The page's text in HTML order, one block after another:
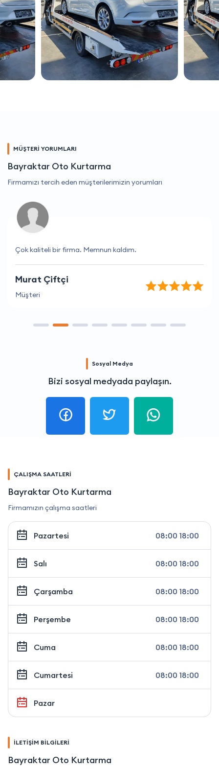
MÜŞTERİ YORUMLARI
Bayraktar Oto Kurtarma
Firmamızı tercih eden müşterilerimizin yorumları
Çok kaliteli bir firma. Memnun kaldım.
Murat Çiftçi
Müşteri
Sosyal Medya
Bizi sosyal medyada paylaşın.
ÇALIŞMA SAATLERİ
Bayraktar Oto Kurtarma
Firmamızın çalışma saatleri
Pazartesi 08:00 18:00
Salı 08:00 18:00
Çarşamba 08:00 18:00
Perşembe 08:00 18:00
Cuma 08:00 18:00
Cumartesi 08:00 18:00
Pazar
İLETİŞİM BİLGİLERİ
Bayraktar Oto Kurtarma